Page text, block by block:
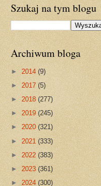
Szukaj na tym blogu
Archiwum bloga
► 2014 (9)
► 2017 (5)
► 2018 (277)
► 2019 (245)
► 2020 (321)
► 2021 (333)
► 2022 (383)
► 2023 (361)
► 2024 (300)